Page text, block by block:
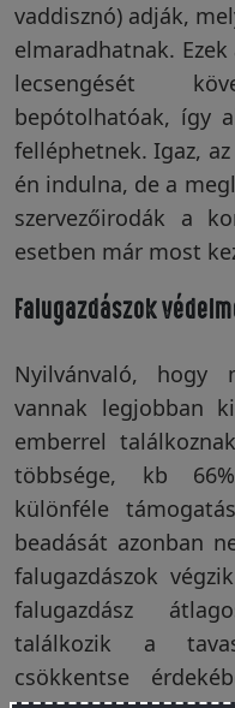
vaddisznó) adják,
elmaradhatnak.
lecsengését
bepótolhatóak, így
felléphetnek. Igaz,
én indulna, de a
szervezőirodák a
esetben már most
Falugazdászok
Nyilvánvaló, hogy
vannak legjobban
emberrel
többsége, kb
különféle
beadását azonban
falugazdászok
falugazdász
találkozik a
csökkentse